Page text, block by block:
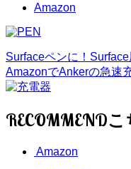
Amazon
Surfaceペンに！
AmazonでAnkerの急速
RECOMMEND
Amazon